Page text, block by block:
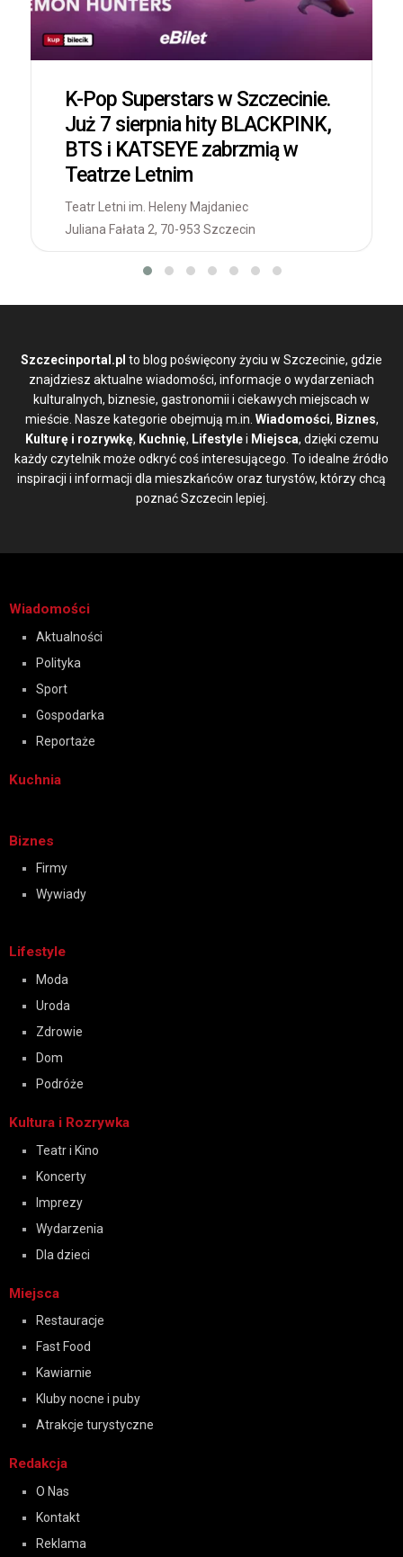
K-Pop Superstars w Szczecinie.
Już 7 sierpnia hity BLACKPINK,
BTS i KATSEYE zabrzmią w
Teatrze Letnim
Teatr Letni im. Heleny Majdaniec
Juliana Fałata 2, 70-953 Szczecin
Szczecinportal.pl to blog poświęcony życiu w Szczecinie, gdzie
znajdziesz aktualne wiadomości, informacje o wydarzeniach
kulturalnych, biznesie, gastronomii i ciekawych miejscach w
mieście. Nasze kategorie obejmują m.in. Wiadomości, Biznes,
Kulturę i rozrywkę, Kuchnię, Lifestylei Miejsca, dzięki czemu
każdy czytelnik może odkryć coś interesującego. To idealne źródło
inspiracji i informacji dla mieszkańców oraz turystów, którzy chcą
poznać Szczecin lepiej.
Wiadomości
Aktualności
Polityka
Sport
Gospodarka
Reportaże
Kuchnia
Biznes
Firmy
Wywiady
Lifestyle
Moda
Uroda
Zdrowie
Dom
Podróże
Kultura i Rozrywka
Teatr i Kino
Koncerty
Imprezy
Wydarzenia
Dla dzieci
Miejsca
Restauracje
Fast Food
Kawiarnie
Kluby nocne i puby
Atrakcje turystyczne
Redakcja
O Nas
Kontakt
Reklama